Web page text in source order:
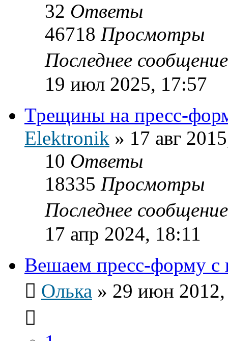
32 Ответы
46718 Просмотры
Последнее
19 июл 2025, 17:57
Трещины на пресс-
Elektronik » 17 авг
10 Ответы
18335 Просмотры
Последнее
17 апр 2024, 18:11
Вешаем пресс-форму с
Олька » 29 июн